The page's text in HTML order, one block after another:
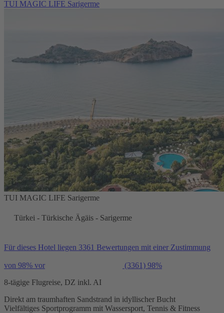
TUI MAGIC LIFE Sarigerme
TUI MAGIC LIFE Sarigerme
Türkei - Türkische Ägäis - Sarigerme
Für dieses Hotel liegen 3361 Bewertungen mit einer Zustimmung
von 98% vor (3361) 98%
8-tägige Flugreise, DZ inkl. AI
Direkt am traumhaften Sandstrand in idyllischer Bucht
Vielfältiges Sportprogramm mit Wassersport, Tennis & Fitness